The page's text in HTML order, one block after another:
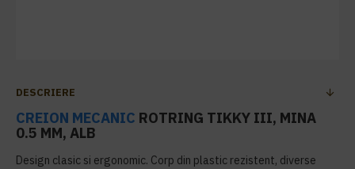
DESCRIERE
CREION MECANIC ROTRING TIKKY III, MINA
0.5 MM, ALB
Design clasic si ergonomic. Corp din plastic rezistent, diverse